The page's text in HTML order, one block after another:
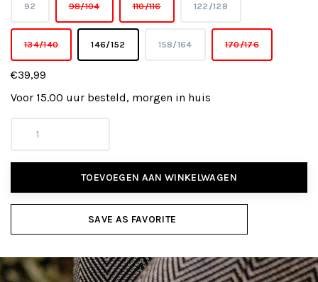
92 98/104 110/116 122/128
134/140 146/152 158/164 170/176
€39,99
Voor 15.00 uur besteld, morgen in huis
TOEVOEGEN AAN WINKELWAGEN
SAVE AS FAVORITE